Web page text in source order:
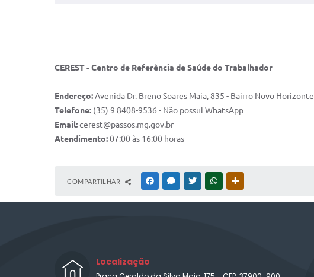
CEREST - Centro de Referência de Saúde do Trabalhador
Endereço:Avenida Dr. Breno Soares Maia, 835 - Bairro Novo Horizonte
Telefone: (35) 9 8408-9536 - Não possui WhatsApp
Email:cerest@passos.mg.gov.br
Atendimento:07:00 às 16:00 horas
COMPARTILHAR FACEBOOKMESSENGER
TWITTERWHATSAPP
Localização